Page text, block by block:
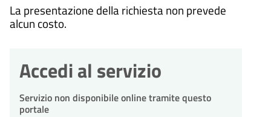
La presentazione della richiesta non prevede
alcun costo.
Accedi al servizio
Servizio non disponibile online tramite questo
portale